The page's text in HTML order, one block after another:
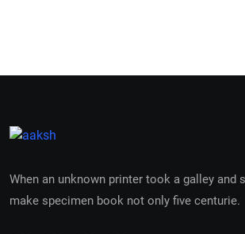
When an unknown printer took a galley and
make specimen book not only five centurie.